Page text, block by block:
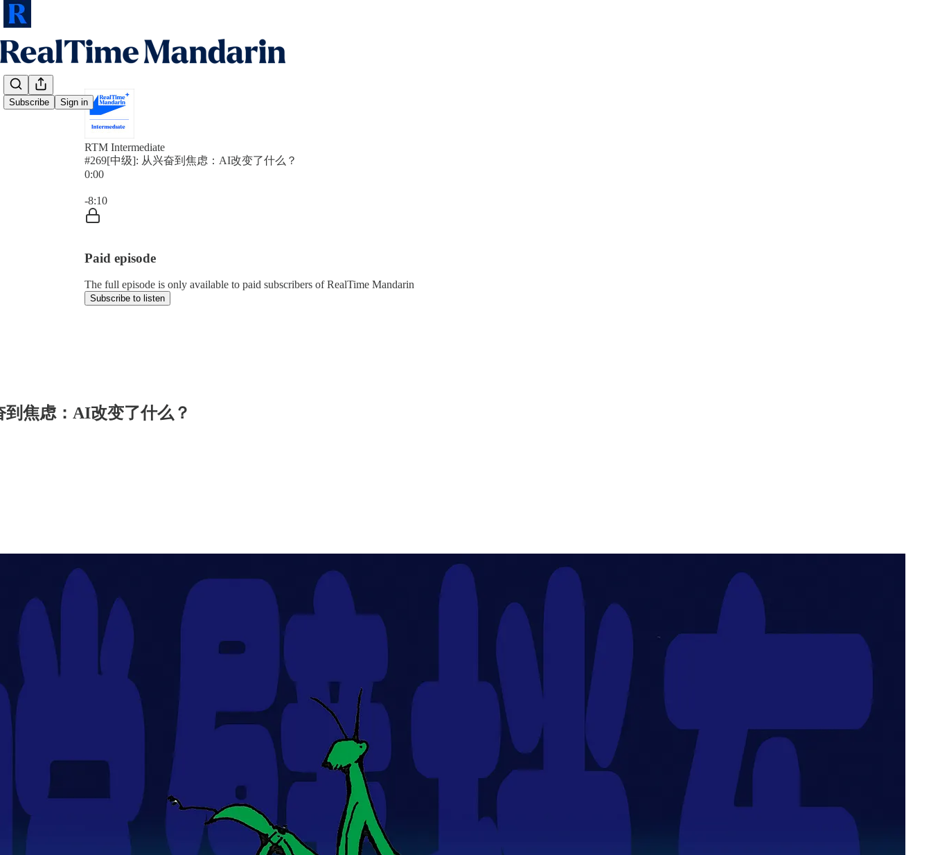
Subscribe Sign in
RTM Intermediate
#269[中级]: 从兴奋到焦虑：AI改变了什么？
0:00
-8:10
Paid episode
The full episode is only available to paid subscribers of RealTime Mandarin
Subscribe to listen
到焦虑：AI改变了什么？